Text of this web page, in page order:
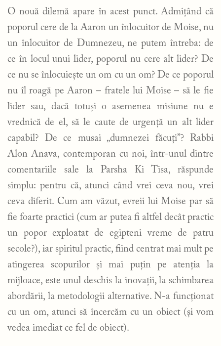
O nouă dilemă apare în acest punct. Admițând că
poporul cere de la Aaron un înlocuitor de Moise, nu
un înlocuitor de Dumnezeu, ne putem întreba: de
ce în locul unui lider, poporul nu cere alt lider? De
ce nu se înlocuiește un om cu un om? De ce poporul
nu îl roagă pe Aaron – fratele lui Moise – să le fie
lider sau, dacă totuși o asemenea misiune nu e
vrednică de el, să le caute de urgență un alt lider
capabil? De ce musai „dumnezei făcuți”? Rabbi
Alon Anava, contemporan cu noi, într-unul dintre
comentariile sale la Parsha Ki Tisa, răspunde
simplu: pentru că, atunci când vrei ceva nou, vrei
ceva diferit. Cum am văzut, evreii lui Moise par să
fie foarte practici (cum ar putea fi altfel decât practic
un popor exploatat de egipteni vreme de patru
secole?), iar spiritul practic, fiind centrat mai mult pe
atingerea scopurilor și mai puțin pe atenția la
mijloace, este unul deschis la inovații, la schimbarea
abordării, la metodologii alternative. N-a funcționat
cu un om, atunci să încercăm cu un obiect (și vom
vedea imediat ce fel de obiect).